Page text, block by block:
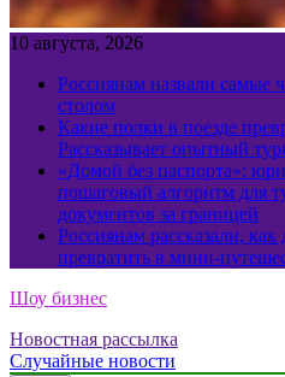
10 августа, 2026
Россиянам назвали самые
столом
Какие полки в поезде
Рассказывает опытный
«Домой без паспорта»:
пошаговый алгоритм для
документов за границей
Россиянам рассказали,
превратить в мини-
Шоу бизнес
Новостная рассылка
Случайные новости